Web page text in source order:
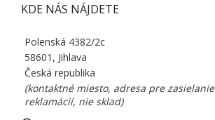
KDE NÁS NÁJDETE
Polenská 4382/2c
58601, Jihlava
Česká republika
(kontaktné miesto, adresa pre zasielanie
reklamácií, nie sklad)